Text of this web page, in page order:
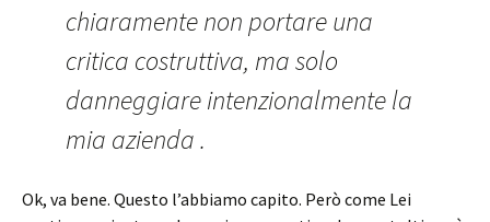
chiaramente non portare una
critica costruttiva, ma solo
danneggiare intenzionalmente la
mia azienda .
Ok, va bene. Questo l’abbiamo capito. Però come Lei